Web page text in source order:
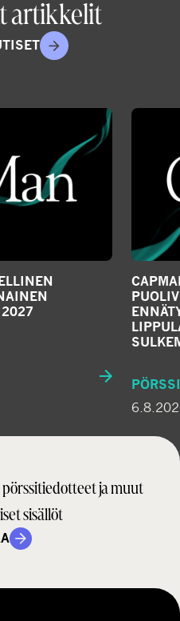
artikkelit
2027
ja muut
sisällöt